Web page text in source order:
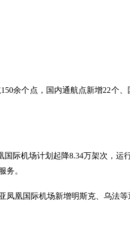
余个点，国内通航点新增22个
际机场计划起降8.34万架次，运
务。
凰国际机场新增明斯克、乌法